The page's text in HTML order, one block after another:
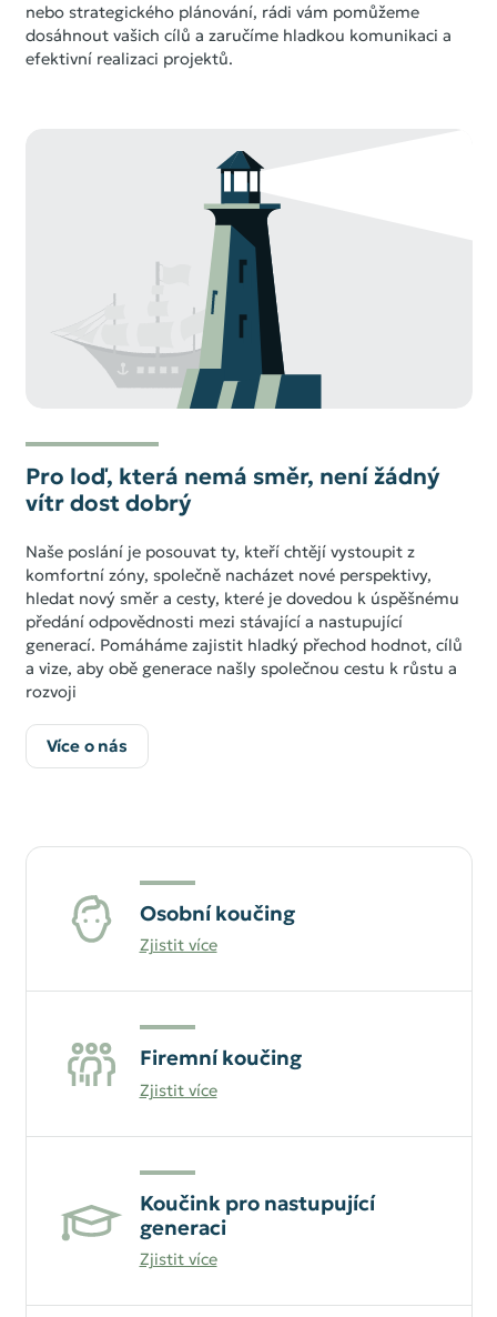
nebo strategického plánování, rádi vám pomůžeme
dosáhnout vašich cílů a zaručíme hladkou komunikaci a
efektivní realizaci projektů.
Pro loď, která nemá směr, není žádný
vítr dost dobrý
Naše poslání je posouvat ty, kteří chtějí vystoupit z
komfortní zóny, společně nacházet nové perspektivy,
hledat nový směr a cesty, které je dovedou k úspěšnému
předání odpovědnosti mezi stávající a nastupující
generací. Pomáháme zajistit hladký přechod hodnot, cílů
a vize, aby obě generace našly společnou cestu k růstu a
rozvoji
Více o nás
Osobní koučing
Zjistit více
Firemní koučing
Zjistit více
Koučink pro nastupující
generaci
Zjistit více